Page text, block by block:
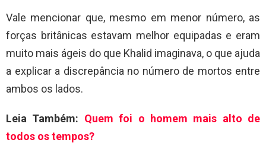
Vale mencionar que, mesmo em menor número, as
forças britânicas estavam melhor equipadas e eram
muito mais ágeis do que Khalid imaginava, o que ajuda
a explicar a discrepância no número de mortos entre
ambos os lados.
Leia Também: Quem foi o homem mais alto de
todos os tempos?